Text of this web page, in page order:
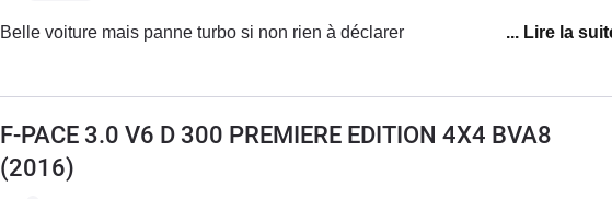
Belle voiture mais panne turbo si non rien à déclarer
F-PACE 3.0 V6 D 300 PREMIERE EDITION 4X4 BVA8
(2016)